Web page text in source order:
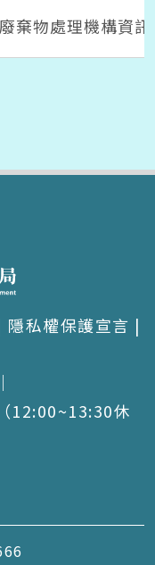
機構資訊網
隱私權保護宣言 |
12:00~13:30休